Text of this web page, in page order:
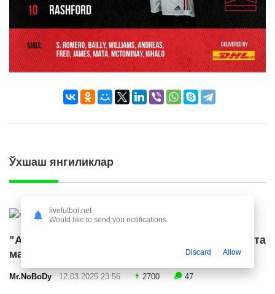
Ўхшаш янгиликлар
"Ал Ҳилол" "Ливерпуль" етакчисига катта
маош таклиф қилди
Mr.NoBoDy 12.03.2025 23:56 2700 47
livefutbol.net
Would like to send you notifications
Discard Allow